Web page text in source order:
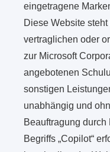
eingetragene
Diese Website
vertraglichen oder
zur Microsoft
angebotenen
sonstigen
unabhängig und
Beauftragung
Begriffs „Copilot“